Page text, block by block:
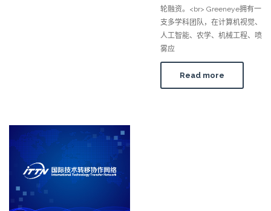
轮融资。<br> Greeneye拥有一
支多学科团队，在计算机视觉、
人工智能、农学、机械工程、喷
雾应
Read more